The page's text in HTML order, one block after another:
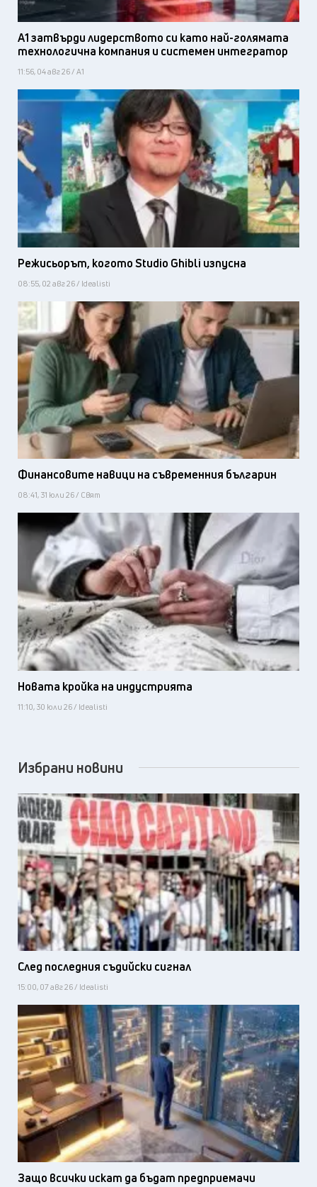
А1 затвърди лидерството си като най-голямата
технологична компания и системен интегратор
11:56, 04 авг 26 / А1
Режисьорът, когото Studio Ghibli изпусна
08:55, 02 авг 26 / Idealisti
Финансовите навици на съвременния българин
08:41, 31 юли 26 / Свят
Новата кройка на индустрията
11:10, 30 юли 26 / Idealisti
Избрани новини
След последния съдийски сигнал
15:00, 07 авг 26 / Idealisti
Защо всички искат да бъдат предприемачи